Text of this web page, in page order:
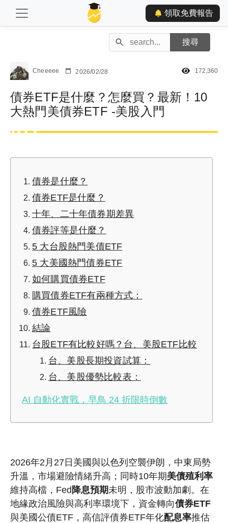
領取免費報告
Cheeeee 2026/02/28 172,360
債券ETF是什麼？怎麼買？最新！10
大熱門美債券ETF -美股入門
債券是什麼？
債券ETF是什麼？
十年、二十年債券期差異
債券評等是什麼？
5 大台股熱門美債ETF
5 大美國熱門債券ETF
如何購買債券ETF
購買債券ETF有兩種方式：
債券ETF風險
結論
台股ETF有比較好嗎？台、美股ETF比較
台、美股長期投資試算：
台、美股優勢比較表：
AI 自動化實戰，早鳥 24 折限時倒數
2026年2月27日美國與以色列空襲伊朗，中東局勢
升溫，市場避險情緒升高；同時10年期美債殖利率
維持高檔，Fed 降息預期未明，股市波動加劇。在
地緣政治風險與高利率環境下，資金轉向債券ETF
與美國公債ETF，高信評債券ETF年化配息率推估